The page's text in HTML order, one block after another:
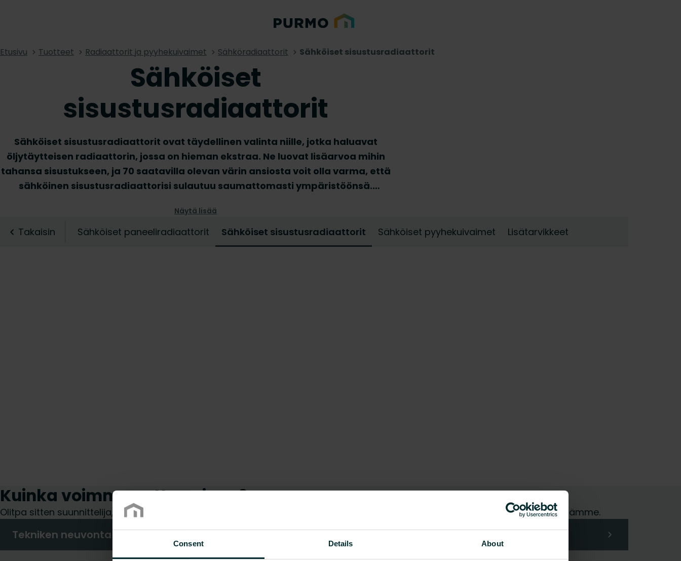
Consent Details About
Etusivu Tuotteet Radiaattorit ja pyyhekuivaimet Sähköradiaattorit Sähköiset sisustusradiaattorit
Sähköiset
sisustusradiaattorit
Sähköiset sisustusradiaattorit ovat täydellinen valinta niille, jotka haluavat
öljytäytteisen radiaattorin, jossa on hieman ekstraa. Ne luovat lisäarvoa mihin
tahansa sisustukseen, ja 70 saatavilla olevan värin ansiosta voit olla varma, että
sähköinen sisustusradiaattorisi sulautuu saumattomasti ympäristöönsä.
sisustusradiaattoreita ja nauti tarkkuuslämmityksen ja houkuttelevan
muotoilun yhdistelmästä.
Näytä lisää
Takaisin Sähköiset paneeliradiaattorit Sähköiset sisustusradiaattorit Sähköiset pyyhekuivaimet Lisätarvikkeet
Kuinka voimme auttaa sinua?
Olitpa sitten suunnittelija, asentaja, arkkitehti, tukkumyyjä tai loppukäyttäjä, valitse kategoria ja me hoidamme pyyntösi mielellämme.
Tekniken neuvonta